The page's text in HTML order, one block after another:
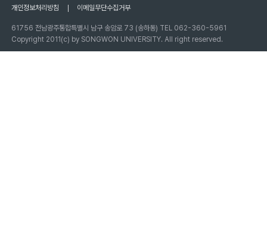
개인정보처리방침 이메일무단수집거부
61756 전남광주통합특별시 남구 송암로 73 (송하동) TEL 062-360-5961
Copyright 2011(c) by SONGWON UNIVERSITY. All right reserved.